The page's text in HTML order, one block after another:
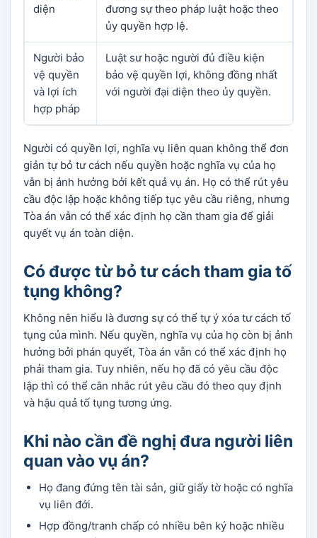
diện
đương sự theo pháp luật hoặc theo
ủy quyền hợp lệ.
Người bảo
vệ quyền
và lợi ích
hợp pháp
Luật sư hoặc người đủ điều kiện
bảo vệ quyền lợi, không đồng nhất
với người đại diện theo ủy quyền.
Người có quyền lợi, nghĩa vụ liên quan không thể đơn
giản tự bỏ tư cách nếu quyền hoặc nghĩa vụ của họ
vẫn bị ảnh hưởng bởi kết quả vụ án. Họ có thể rút yêu
cầu độc lập hoặc không tiếp tục yêu cầu riêng, nhưng
Tòa án vẫn có thể xác định họ cần tham gia để giải
quyết vụ án toàn diện.
Có được từ bỏ tư cách tham gia tố
tụng không?
Không nên hiểu là đương sự có thể tự ý xóa tư cách tố
tụng của mình. Nếu quyền, nghĩa vụ của họ còn bị ảnh
hưởng bởi phán quyết, Tòa án vẫn có thể xác định họ
phải tham gia. Tuy nhiên, nếu họ đã có yêu cầu độc
lập thì có thể cân nhắc rút yêu cầu đó theo quy định
và hậu quả tố tụng tương ứng.
Khi nào cần đề nghị đưa người liên
quan vào vụ án?
Họ đang đứng tên tài sản, giữ giấy tờ hoặc có nghĩa
vụ liên đới.
Hợp đồng/tranh chấp có nhiều bên ký hoặc nhiều